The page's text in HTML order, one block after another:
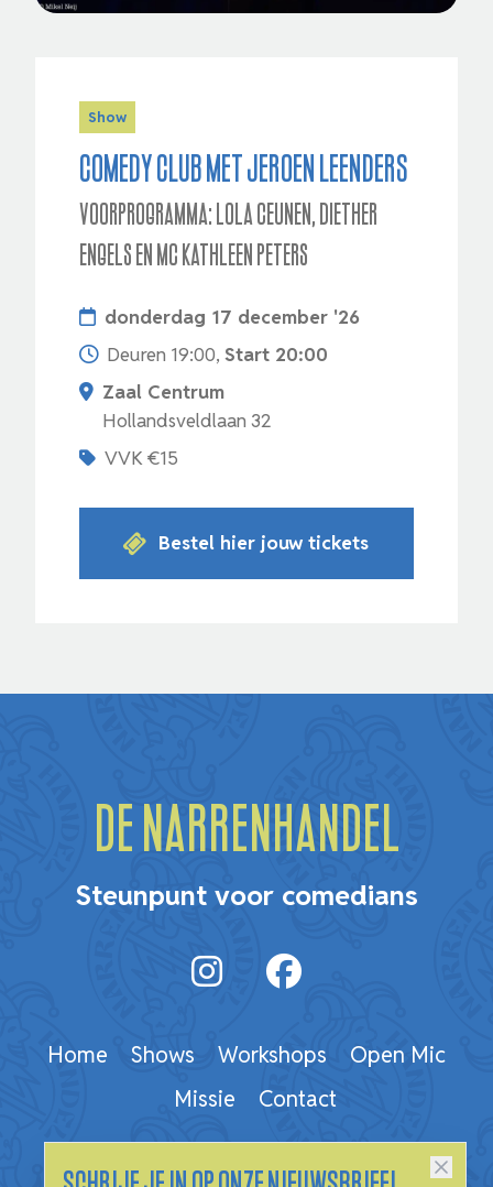
Show
Comedy Club met Jeroen Leenders
Voorprogramma: Lola Ceunen, Diether
Engels en Mc Kathleen Peters
donderdag 17 december '26
Deuren 19:00, Start 20:00
Zaal Centrum
Hollandsveldlaan 32
VVK €15
Bestel hier jouw tickets
De Narrenhandel
Steunpunt voor comedians
Home Shows Workshops
Open Mic
Missie
Contact